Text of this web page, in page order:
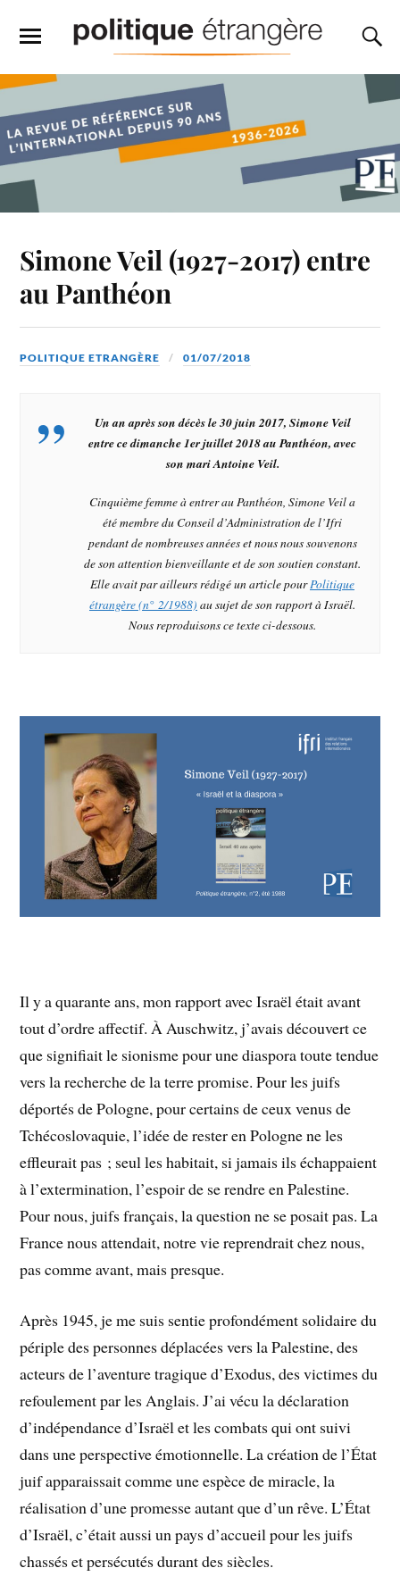
Simone Veil (1927-2017) entre
au Panthéon
POLITIQUE ETRANGÈRE 01/07/2018
Un an après son décès le 30 juin 2017, Simone Veil
entre ce dimanche 1er juillet 2018 au Panthéon, avec
son mari Antoine Veil.
Cinquième femme à entrer au Panthéon, Simone Veil a
été membre du Conseil d’Administration de l’Ifri
pendant de nombreuses années et nous nous souvenons
de son attention bienveillante et de son soutien constant.
Elle avait par ailleurs rédigé un article pourPolitique
étrangère(n° 2/1988) au sujet de son rapport à Israël.
Nous reproduisons ce texte ci-dessous.
Il y a quarante ans, mon rapport avec Israël était avant
tout d’ordre affectif. À Auschwitz, j’avais découvert ce
que signifiait le sionisme pour une diaspora toute tendue
vers la recherche de la terre promise. Pour les juifs
déportés de Pologne, pour certains de ceux venus de
Tchécoslovaquie, l’idée de rester en Pologne ne les
effleurait pas ; seul les habitait, si jamais ils échappaient
à l’extermination, l’espoir de se rendre en Palestine.
Pour nous, juifs français, la question ne se posait pas. La
France nous attendait, notre vie reprendrait chez nous,
pas comme avant, mais presque.
Après 1945, je me suis sentie profondément solidaire du
périple des personnes déplacées vers la Palestine, des
acteurs de l’aventure tragique d’Exodus, des victimes du
refoulement par les Anglais. J’ai vécu la déclaration
d’indépendance d’Israël et les combats qui ont suivi
dans une perspective émotionnelle. La création de l’État
juif apparaissait comme une espèce de miracle, la
réalisation d’une promesse autant que d’un rêve. L’État
d’Israël, c’était aussi un pays d’accueil pour les juifs
chassés et persécutés durant des siècles.